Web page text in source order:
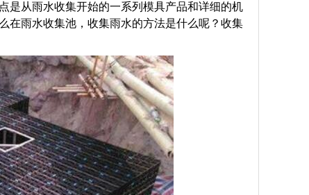
是从雨水收集开始的一系列模具产品和详细的机
在雨水收集池，收集雨水的方法是什么呢？收集